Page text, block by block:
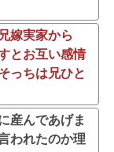
嫁実家から
とお互い感情
っちは兄ひと
産んであげま
われたのか理